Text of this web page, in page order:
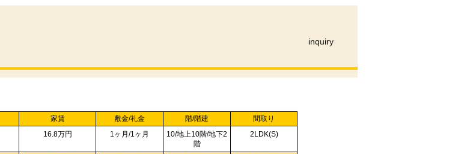
inquiry
家賃 敷金/礼金 階/階建
間取り
16.8万円 1ヶ月/1ヶ月
10/地上10階/地下2
階
2LDK(S)